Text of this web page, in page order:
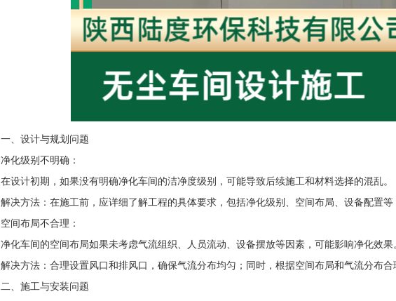
一、设计与规划问题
净化级别不明确：
在设计初期，如果没有明确净化车间的洁净度级别，可能导致后续施工和材料选择的混乱。
解决方法：在施工前，应详细了解工程的具体要求，包括净化级别、空间布局、设备配置
空间布局不合理：
净化车间的空间布局如果未考虑气流组织、人员流动、设备摆放等因素，可能影响净化效果
解决方法：合理设置风口和排风口，确保气流分布均匀；同时，根据空间布局和气流分布
二、施工与安装问题